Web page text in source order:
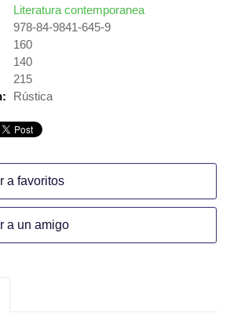
Literatura contemporanea
978-84-9841-645-9
160
140
215
Rústica
a favoritos
a un amigo